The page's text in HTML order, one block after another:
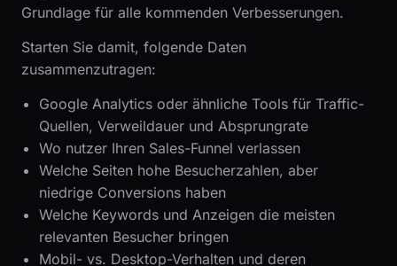
Grundlage für alle kommenden Verbesserungen.
Starten Sie damit, folgende Daten
zusammenzutragen:
Google Analytics oder ähnliche Tools für Traffic-
Quellen, Verweildauer und Absprungrate
Wo nutzer Ihren Sales-Funnel verlassen
Welche Seiten hohe Besucherzahlen, aber
niedrige Conversions haben
Welche Keywords und Anzeigen die meisten
relevanten Besucher bringen
Mobil- vs. Desktop-Verhalten und deren